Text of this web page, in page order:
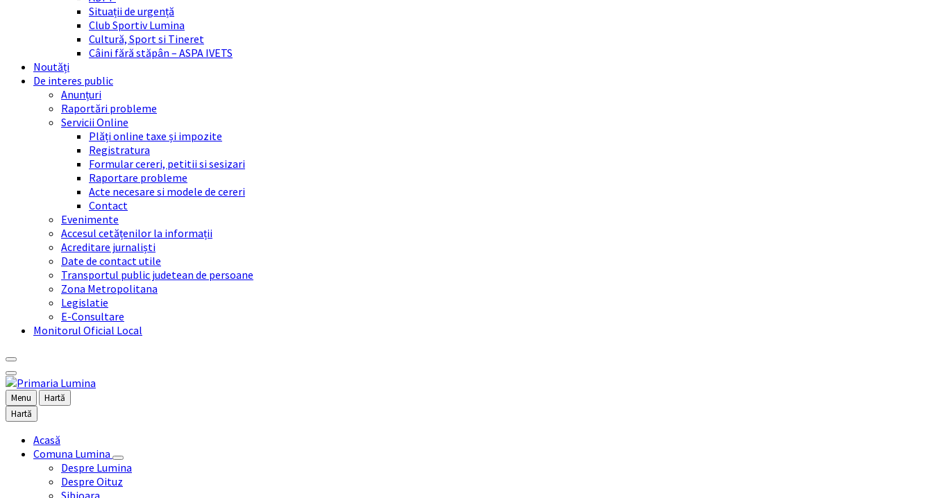
Situații de urgență
Club Sportiv Lumina
Cultură, Sport si Tineret
Câini fără stăpân – ASPA IVETS
Noutăți
De interes public
Anunțuri
Raportări probleme
Servicii Online
Plăți online taxe și impozite
Registratura
Formular cereri, petitii si sesizari
Raportare probleme
Acte necesare si modele de cereri
Contact
Evenimente
Accesul cetățenilor la informații
Acreditare jurnaliști
Date de contact utile
Transportul public judetean de persoane
Zona Metropolitana
Legislatie
E-Consultare
Monitorul Oficial Local
Menu
Hartă
Hartă
Acasă
Comuna Lumina
Despre Lumina
Despre Oituz
Sibioara